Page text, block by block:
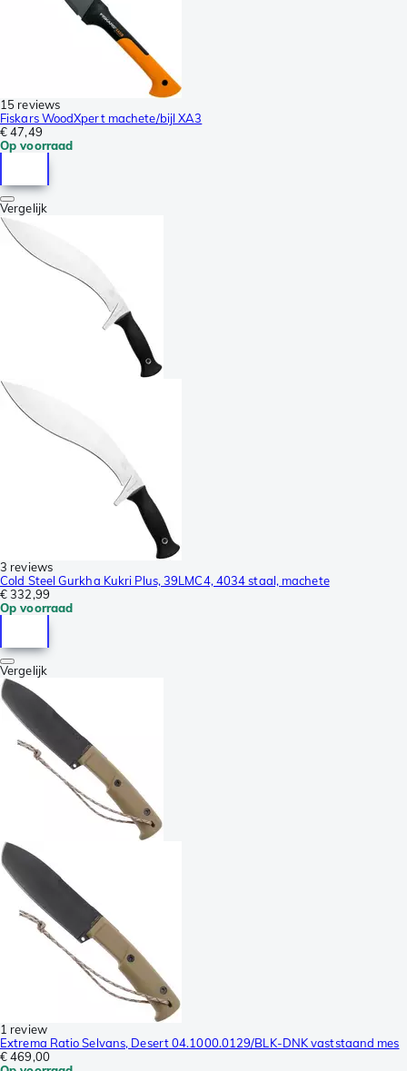
15 reviews
Fiskars WoodXpert machete/bijl XA3
€ 47,49
Op voorraad
Vergelijk
3 reviews
Cold Steel Gurkha Kukri Plus, 39LMC4, 4034 staal, machete
€ 332,99
Op voorraad
Vergelijk
1 review
Extrema Ratio Selvans, Desert 04.1000.0129/BLK-DNK vaststaand mes
€ 469,00